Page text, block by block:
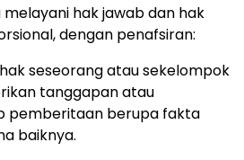
hak jawab dan hak
dengan penafsiran:
seseorang atau sekelompok
tanggapan atau
pemberitaan berupa fakta
baiknya.